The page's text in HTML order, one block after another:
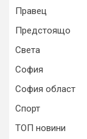
Правец
Предстоящо
Света
София
София област
Спорт
ТОП новини